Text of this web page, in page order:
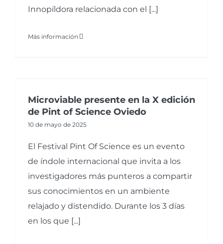
Innopíldora relacionada con el [...]
Más información
Microviable presente en la X edición
de Pint of Science Oviedo
10 de mayo de 2025
El Festival Pint Of Science es un evento
de índole internacional que invita a los
investigadores más punteros a compartir
sus conocimientos en un ambiente
relajado y distendido. Durante los 3 días
en los que [...]